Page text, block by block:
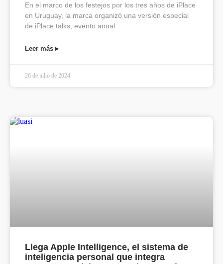
En el marco de los festejos por los tres años de iPlace
en Uruguay, la marca organizó una versión especial
de iPlace talks, evento anual
Leer más ▸
26 de julio de 2024
Llega Apple Intelligence, el sistema de
inteligencia personal que integra